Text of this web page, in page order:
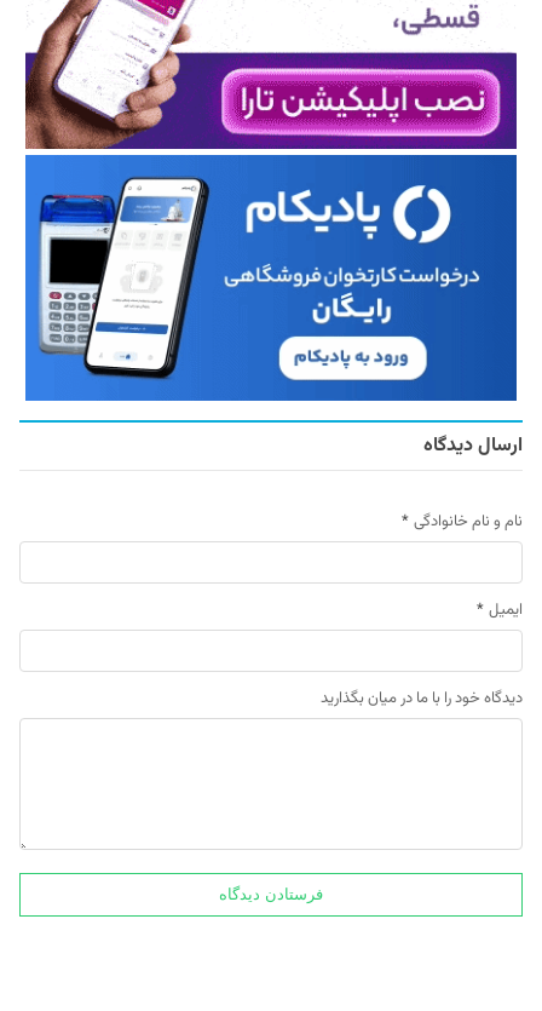
ارسال دیدگاه
نام و نام خانوادگی *
ایمیل *
دیدگاه خود را با ما در میان بگذارید